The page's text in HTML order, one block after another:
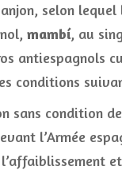
selon lequel
mambí, au
antiespagnols
conditions
sans condition
l’Armée